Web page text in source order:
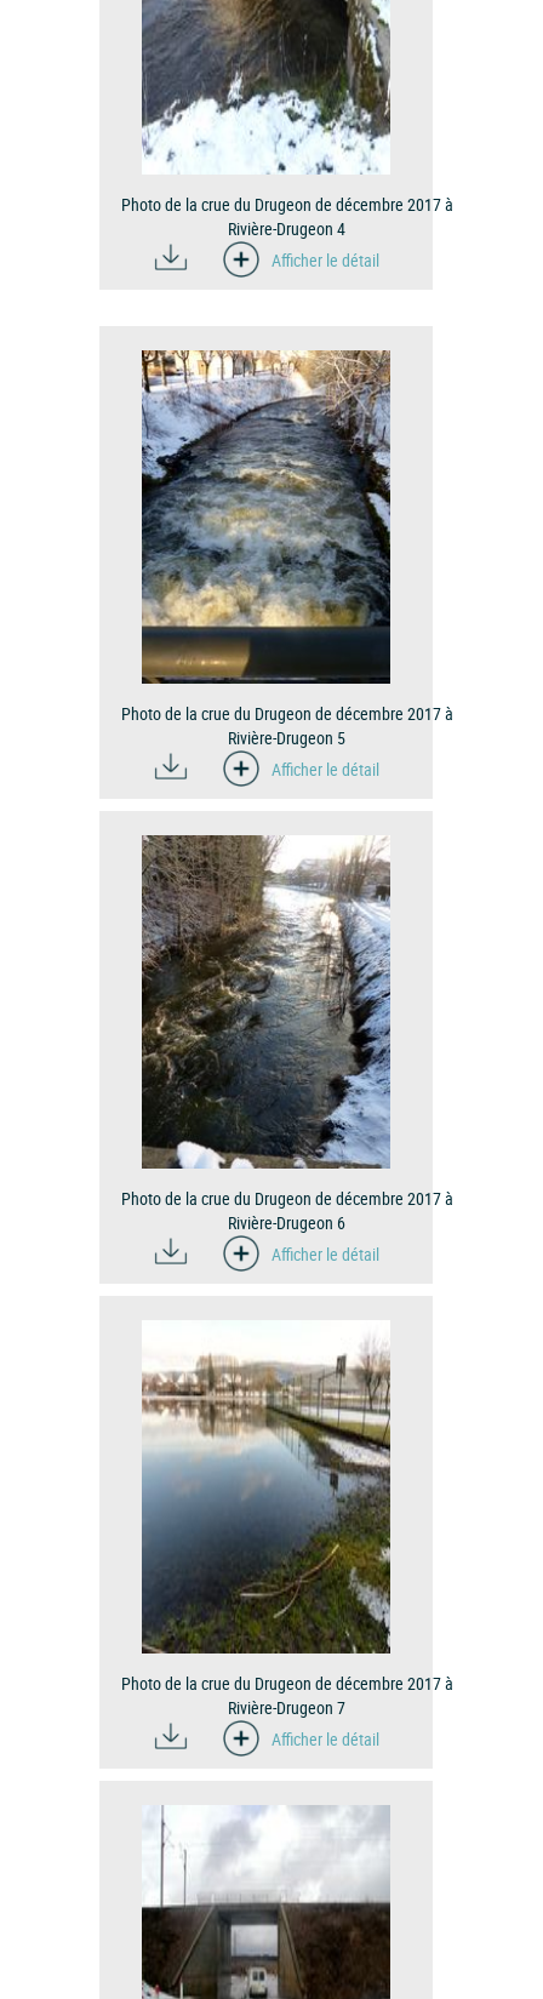
Photo de la crue du Drugeon de décembre 2017 à
Rivière-Drugeon 4
Afficher le détail
Photo de la crue du Drugeon de décembre 2017 à
Rivière-Drugeon 5
Afficher le détail
Photo de la crue du Drugeon de décembre 2017 à
Rivière-Drugeon 6
Afficher le détail
Photo de la crue du Drugeon de décembre 2017 à
Rivière-Drugeon 7
Afficher le détail